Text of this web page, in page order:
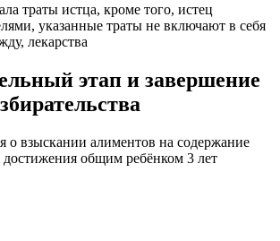
траты истца, кроме того, истец
указанные траты не включают в себя
лекарства
этап и завершение
о взыскании алиментов на содержание
общим ребёнком 3 лет